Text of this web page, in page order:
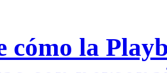
cómo la